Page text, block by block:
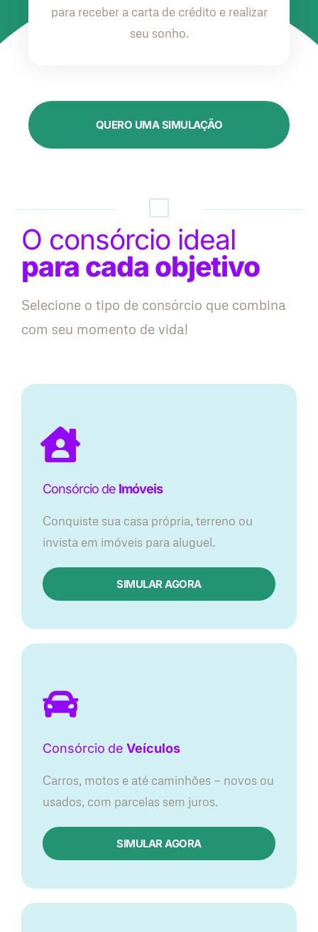
para receber a carta de crédito e realizar
seu sonho.
QUERO UMA SIMULAÇÃO
O consórcio ideal
para cada objetivo
Selecione o tipo de consórcio que combina
com seu momento de vida!
Consórcio de Imóveis
Conquiste sua casa própria, terreno ou
invista em imóveis para aluguel.
SIMULAR AGORA​
Consórcio de Veículos
Carros, motos e até caminhões — novos ou
usados, com parcelas sem juros.
SIMULAR AGORA